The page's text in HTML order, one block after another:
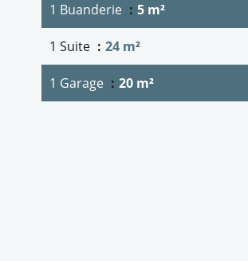
1 Buanderie 5 m²
1 Suite 24 m²
1 Garage 20 m²